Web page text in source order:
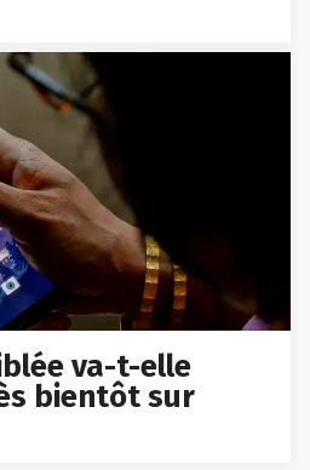
va-t-elle
bientôt sur